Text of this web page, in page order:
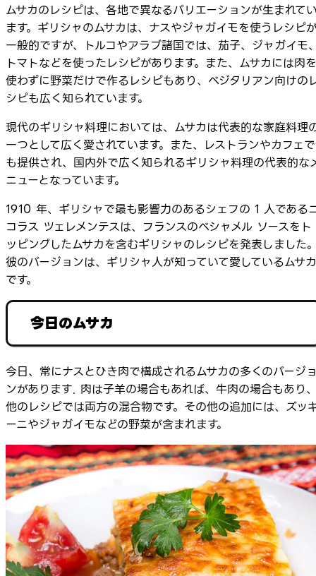
ムサカのレシピは、各地で異なるバリエーションが生まれて
ます。ギリシャのムサカは、ナスやジャガイモを使うレシピ
一般的ですが、トルコやアラブ諸国では、茄子、ジャガイモ
トマトなどを使ったレシピがあります。また、ムサカには肉を
使わずに野菜だけで作るレシピもあり、ベジタリアン向けの
シピも広く知られています。
現代のギリシャ料理においては、ムサカは代表的な家庭料理
一つとして広く愛されています。また、レストランやカフェで
も提供され、国内外で広く知られるギリシャ料理の代表的な
ニューとなっています。
1910 年、ギリシャで最も影響力のあるシェフの 1 人である
コラス ツェレメンテスは、フランスのベシャメル ソースをト
ッピングしたムサカを含むギリシャのレシピを発表しました
彼のバージョンは、ギリシャ人が知っていて愛しているムサカ
です。
今日のムサカ
今日、常にナスとひき肉で構成されるムサカの多くのバージ
ンがあります. 肉は子羊の場合もあれば、牛肉の場合もあり
他のレシピでは両方の混合物です。その他の追加には、ズッ
ーニやジャガイモなどの野菜が含まれます。